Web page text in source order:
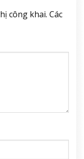
công khai. Các